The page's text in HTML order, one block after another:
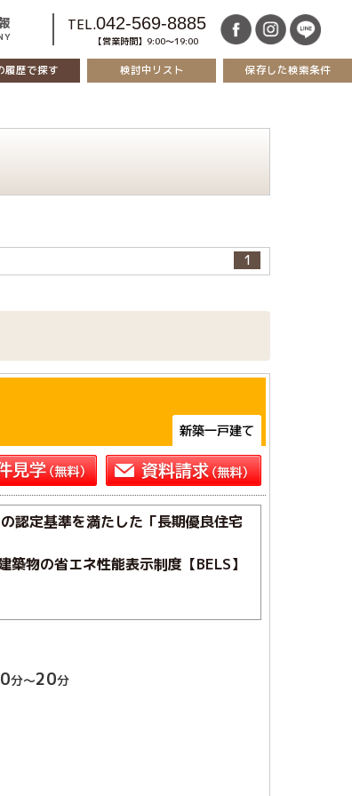
TEL.042-569-8885
【営業時間】9:00～19:00
履歴で探す 検討中リスト 保存した検索条件
1
認定基準を満たした「長期優良住宅
物の省エネ性能表示制度【BELS】
分～20分